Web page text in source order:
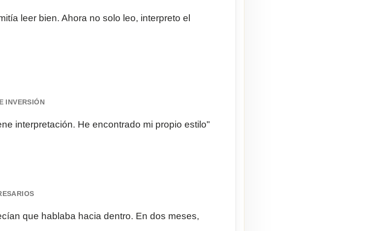
leer bien. Ahora no solo leo, interpreto el
INVERSIÓN
interpretación. He encontrado mi propio estilo"
que hablaba hacia dentro. En dos meses,